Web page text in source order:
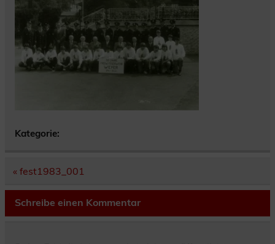
Kategorie:
Beitragsnavigation
« fest1983_001
Schreibe einen Kommentar